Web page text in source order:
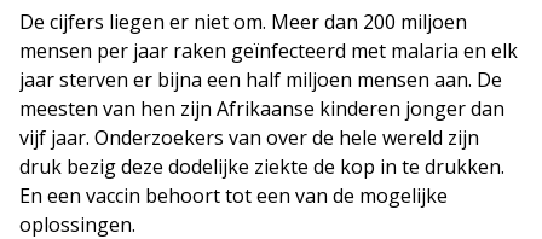
De cijfers liegen er niet om. Meer dan 200 miljoen
mensen per jaar raken geïnfecteerd met malaria en elk
jaar sterven er bijna een half miljoen mensen aan. De
meesten van hen zijn Afrikaanse kinderen jonger dan
vijf jaar. Onderzoekers van over de hele wereld zijn
druk bezig deze dodelijke ziekte de kop in te drukken.
En een vaccin behoort tot een van de mogelijke
oplossingen.